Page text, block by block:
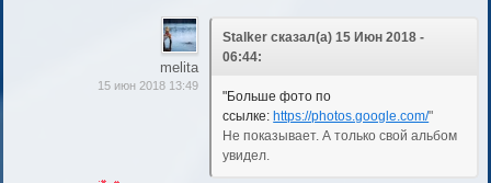
melita
15 июн 2018 13:49
Stalker сказал(а) 15 Июн 2018 -
06:44:
"Больше фото по
ссылке:https://photos.google.com/"
Не показывает. А только свой альбом
увидел.